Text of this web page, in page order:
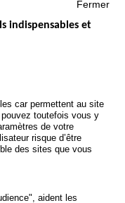
DES ACCIDENTS DE
Fermer
indispensables et
car permettent au site
toutefois vous y
de votre
risque d’être
des sites que vous
aident les